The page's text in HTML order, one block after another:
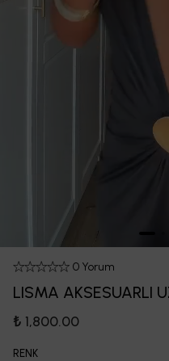
0 Yorum
LISMA AKSESUARLI
₺ 1,800.00
RENK